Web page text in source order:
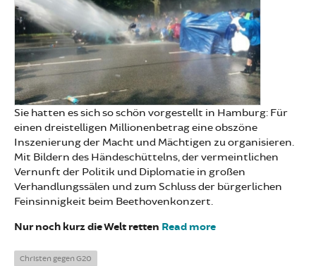
Sie hatten es sich so schön vorgestellt in Hamburg: Für
einen dreistelligen Millionenbetrag eine obszöne
Inszenierung der Macht und Mächtigen zu organisieren.
Mit Bildern des Händeschüttelns, der vermeintlichen
Vernunft der Politik und Diplomatie in großen
Verhandlungssälen und zum Schluss der bürgerlichen
Feinsinnigkeit beim Beethovenkonzert.
Nur noch kurz die Welt retten Read more
Christen gegen G20